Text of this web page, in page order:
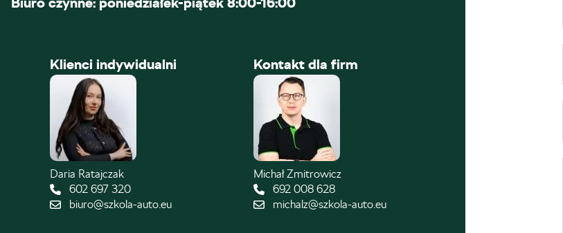
Klienci indywidualni
Daria Ratajczak
602 697 320
biuro@szkola-auto.eu
Kontakt dla firm
Michał Zmitrowicz
692 008 628
michalz@szkola-auto.eu